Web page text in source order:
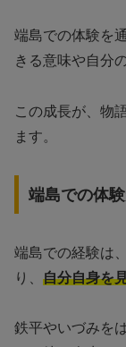
端島での体験を
きる意味や自分
この成長が、物
ます。
端島での体
端島での経験は
り、 自分自身を
鉄平やいづみを